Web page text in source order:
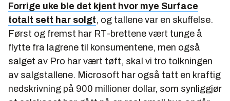
Forrige uke ble det kjent hvor mye Surface
totalt sett har solgt, og tallene var en skuffelse.
Først og fremst har RT-brettene vært tunge å
flytte fra lagrene til konsumentene, men også
salget av Pro har vært tøft, skal vi tro tolkningen
av salgstallene. Microsoft har også tatt en kraftig
nedskrivning på 900 millioner dollar, som synliggjør